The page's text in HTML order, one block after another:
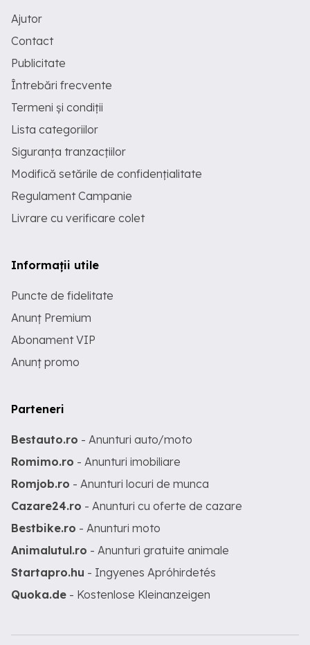
Ajutor
Contact
Publicitate
Întrebări frecvente
Termeni și condiții
Lista categoriilor
Siguranța tranzacțiilor
Modifică setările de confidențialitate
Regulament Campanie
Livrare cu verificare colet
Informații utile
Puncte de fidelitate
Anunț Premium
Abonament VIP
Anunț promo
Parteneri
Bestauto.ro - Anunturi auto/moto
Romimo.ro - Anunturi imobiliare
Romjob.ro - Anunturi locuri de munca
Cazare24.ro - Anunturi cu oferte de cazare
Bestbike.ro - Anunturi moto
Animalutul.ro - Anunturi gratuite animale
Startapro.hu - Ingyenes Apróhirdetés
Quoka.de - Kostenlose Kleinanzeigen